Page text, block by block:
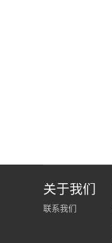
关于我们
联系我们